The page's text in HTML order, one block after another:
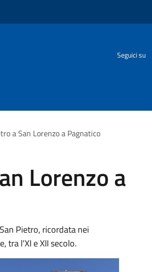
Seguici su
a San Lorenzo a Pagnatico
Lorenzo a
Pietro, ricordata nei
tra l'XI e XII secolo.